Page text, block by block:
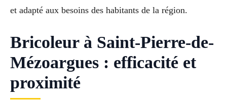
et adapté aux besoins des habitants de la région.
Bricoleur à Saint-Pierre-de-
Mézoargues : efficacité et
proximité